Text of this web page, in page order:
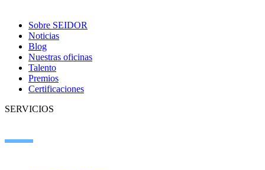
Sobre SEIDOR
Noticias
Blog
Nuestras oficinas
Talento
Premios
Certificaciones
SERVICIOS